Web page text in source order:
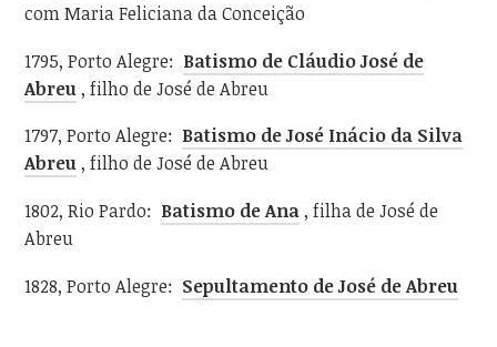
com Maria Feliciana da Conceição
1795, Porto Alegre: Batismo de Cláudio José de
Abreu , filho de José de Abreu
1797, Porto Alegre: Batismo de José Inácio da Silva
Abreu , filho de José de Abreu
1802, Rio Pardo: Batismo de Ana , filha de José de
Abreu
1828, Porto Alegre: Sepultamento de José de Abreu